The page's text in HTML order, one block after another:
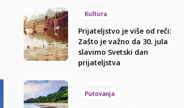
Kultura
Prijateljstvo je više od reči:
Zašto je važno da 30. jula
slavimo Svetski dan
prijateljstva
Putovanja